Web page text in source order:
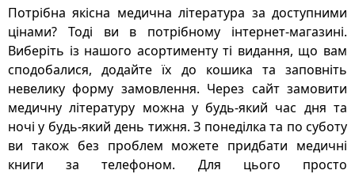
Потрібна якісна медична література за доступними
цінами? Тоді ви в потрібному інтернет-магазині.
Виберіть із нашого асортименту ті видання, що вам
сподобалися, додайте їх до кошика та заповніть
невелику форму замовлення. Через сайт замовити
медичну літературу можна у будь-який час дня та
ночі у будь-який день тижня. З понеділка та по суботу
ви також без проблем можете придбати медичні
книги за телефоном. Для цього просто